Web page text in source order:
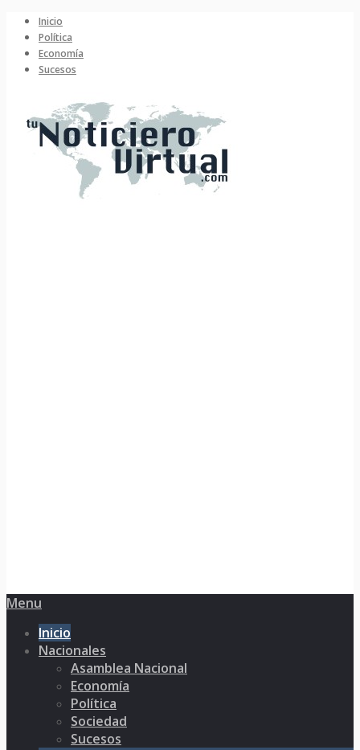
Inicio
Política
Economía
Sucesos
Menu
Inicio
Nacionales
Asamblea Nacional
Economía
Política
Sociedad
Sucesos